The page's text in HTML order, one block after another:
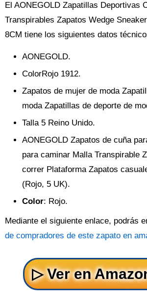
El AONEGOLD Zapatillas Deportivas
Transpirables Zapatos Wedge
8CM tiene los siguientes datos
AONEGOLD.
ColorRojo 1912.
Zapatos de mujer de moda
moda Zapatillas de deporte de
Talla 5 Reino Unido.
AONEGOLD Zapatos de cuña
para caminar Malla Transpirable
correr Plataforma Zapatos
(Rojo, 5 UK).
Color: Rojo.
Mediante el siguiente enlace, podrás
de compradores de este zapato en